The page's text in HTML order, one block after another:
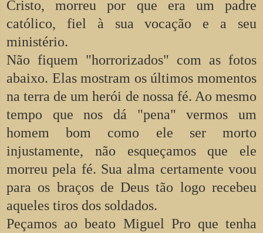
Cristo, morreu por que era um padre
católico, fiel à sua vocação e a seu
ministério.
Não fiquem "horrorizados" com as fotos
abaixo. Elas mostram os últimos momentos
na terra de um herói de nossa fé. Ao mesmo
tempo que nos dá "pena" vermos um
homem bom como ele ser morto
injustamente, não esqueçamos que ele
morreu pela fé. Sua alma certamente voou
para os braços de Deus tão logo recebeu
aqueles tiros dos soldados.
Peçamos ao beato Miguel Pro que tenha